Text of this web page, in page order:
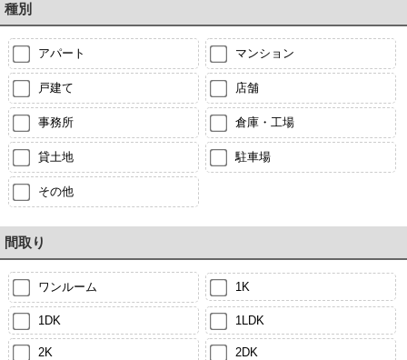
種別
アパート マンション
戸建て 店舗
事務所 倉庫・工場
貸土地 駐車場
その他
間取り
ワンルーム 1K
1DK 1LDK
2K 2DK